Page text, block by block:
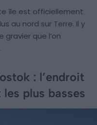
île est officiellement
au nord sur Terre. Il y
gravier que l’on
: l’endroit
plus basses